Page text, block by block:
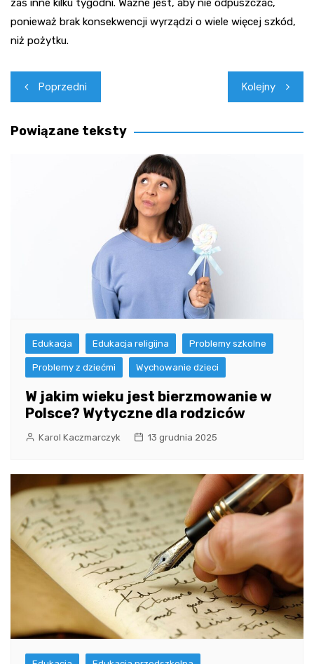
zaś inne kilku tygodni. Ważne jest, aby nie odpuszczać,
ponieważ brak konsekwencji wyrządzi o wiele więcej szkód,
niż pożytku.
Nawigacja
wpisu
Poprzedni Kolejny
Powiązane teksty
Edukacja Edukacja religijna Problemy szkolne
Problemy z dziećmi Wychowanie dzieci
W jakim wieku jest bierzmowanie w
Polsce? Wytyczne dla rodziców
Karol Kaczmarczyk 13 grudnia 2025